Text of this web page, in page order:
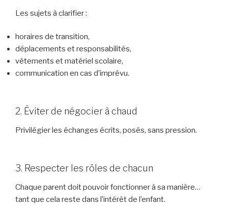
Les sujets à clarifier :
horaires de transition,
déplacements et responsabilités,
vêtements et matériel scolaire,
communication en cas d’imprévu.
2. Éviter de négocier à chaud
Privilégier les échanges écrits, posés, sans pression.
3. Respecter les rôles de chacun
Chaque parent doit pouvoir fonctionner à sa manière…
tant que cela reste dans l’intérêt de l’enfant.